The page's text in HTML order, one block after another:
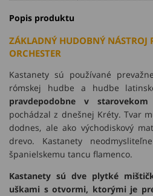
Popis produktu
ZÁKLADNÝ HUDOBNÝ NÁSTROJ
ORCHESTER
Kastanety sú používané
rómskej hudbe a hudbe
pravdepodobne v
pochádzal z dnešnej Kréty. Tvar
dodnes, ale ako východiskový
drevo. Kastanety
španielskemu tancu flamenco.
Kastanety sú dve plytké
uškami s otvormi, ktorými je